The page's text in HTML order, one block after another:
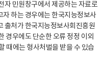
자 민원창구에서 제공하는 자료로
하는 경우에는 한국지능정보사
출처가 한국지능정보사회진흥원
경우에도 단순한 오류 정정 이외
때에는 형사처벌을 받을 수 있습